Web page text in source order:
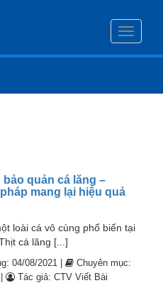
Toggle
bảo quản cá lăng –
mang lại hiệu quả
loài cá vô cùng phổ biến tại
cá lăng [...]
04/08/2021 |
Chuyên mục:
Tác giả: CTV Viết Bài